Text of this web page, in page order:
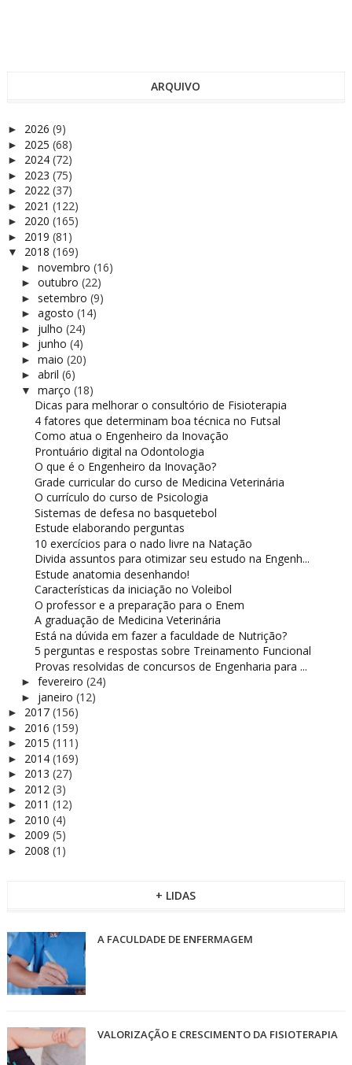
ARQUIVO
► 2026 (9)
► 2025 (68)
► 2024 (72)
► 2023 (75)
► 2022 (37)
► 2021 (122)
► 2020 (165)
► 2019 (81)
▼ 2018 (169)
► novembro (16)
► outubro (22)
► setembro (9)
► agosto (14)
► julho (24)
► junho (4)
► maio (20)
► abril (6)
▼ março (18)
Dicas para melhorar o consultório de Fisioterapia
4 fatores que determinam boa técnica no Futsal
Como atua o Engenheiro da Inovação
Prontuário digital na Odontologia
O que é o Engenheiro da Inovação?
Grade curricular do curso de Medicina Veterinária
O currículo do curso de Psicologia
Sistemas de defesa no basquetebol
Estude elaborando perguntas
10 exercícios para o nado livre na Natação
Divida assuntos para otimizar seu estudo na Engenh...
Estude anatomia desenhando!
Características da iniciação no Voleibol
O professor e a preparação para o Enem
A graduação de Medicina Veterinária
Está na dúvida em fazer a faculdade de Nutrição?
5 perguntas e respostas sobre Treinamento Funcional
Provas resolvidas de concursos de Engenharia para ...
► fevereiro (24)
► janeiro (12)
► 2017 (156)
► 2016 (159)
► 2015 (111)
► 2014 (169)
► 2013 (27)
► 2012 (3)
► 2011 (12)
► 2010 (4)
► 2009 (5)
► 2008 (1)
+ LIDAS
A FACULDADE DE ENFERMAGEM
VALORIZAÇÃO E CRESCIMENTO DA FISIOTERAPIA